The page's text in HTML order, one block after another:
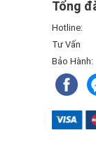
chỉnh hình ảnh
lên một tầm
ảnh tự động,
bộ phim kinh dị
độ sáng và độ
Tổng
Hotline:
Tư Vấn
Bảo Hành: